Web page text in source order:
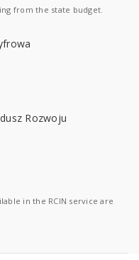
from the state budget.
in the RCIN service are